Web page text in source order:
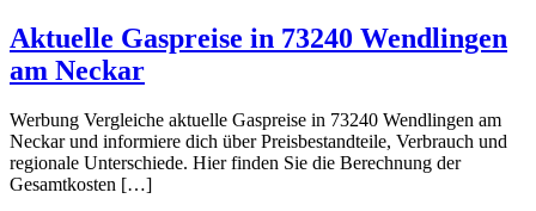
Aktuelle Gaspreise in 73240 Wendlingen
am Neckar
Werbung Vergleiche aktuelle Gaspreise in 73240 Wendlingen am
Neckar und informiere dich über Preisbestandteile, Verbrauch und
regionale Unterschiede. Hier finden Sie die Berechnung der
Gesamtkosten […]